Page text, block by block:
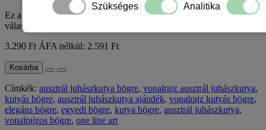
Ez a 330 ml-es ausztrál juhászkutya vonalrajzos bögre kiváló
választás mindazok számára, akik szeret..
3.290 Ft ÁFA nélkül: 2.591 Ft
Kosárba
Címkék: ausztrál juhászkutya bögre, vonalrajz ausztrál juhászkutya,
kutyás bögre, ausztrál juhászkutya ajándék, vonalrajz kutyás bögre,
elegáns bögre, egyedi bögre, kutya bögre, ausztrál juhászkutya,
vonalrajzos bögre, one line art
Szükséges Analitika